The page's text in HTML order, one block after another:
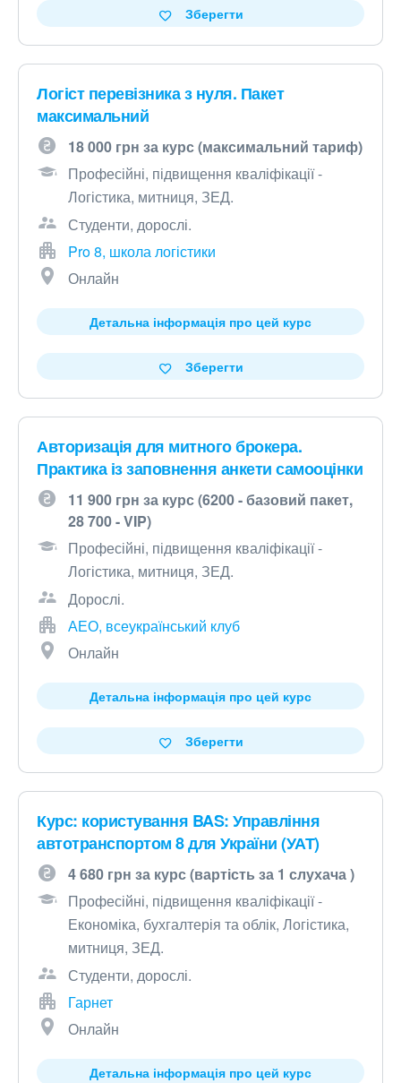
Зберегти
Логіст перевізника з нуля. Пакет
максимальний
18 000 грн за курс (максимальний тариф)
Професійні, підвищення кваліфікації -
Логістика, митниця, ЗЕД.
Студенти, дорослі.
Pro 8, школа логістики
Онлайн
Детальна інформація про цей курс
Зберегти
Авторизація для митного брокера.
Практика із заповнення анкети самооцінки
11 900 грн за курс (6200 - базовий пакет,
28 700 - VIP)
Професійні, підвищення кваліфікації -
Логістика, митниця, ЗЕД.
Дорослі.
АЕО, всеукраїнський клуб
Онлайн
Детальна інформація про цей курс
Зберегти
Курс: користування BAS: Управління
автотранспортом 8 для України (УАТ)
4 680 грн за курс (вартість за 1 слухача )
Професійні, підвищення кваліфікації -
Економіка, бухгалтерія та облік, Логістика,
митниця, ЗЕД.
Студенти, дорослі.
Гарнет
Онлайн
Детальна інформація про цей курс